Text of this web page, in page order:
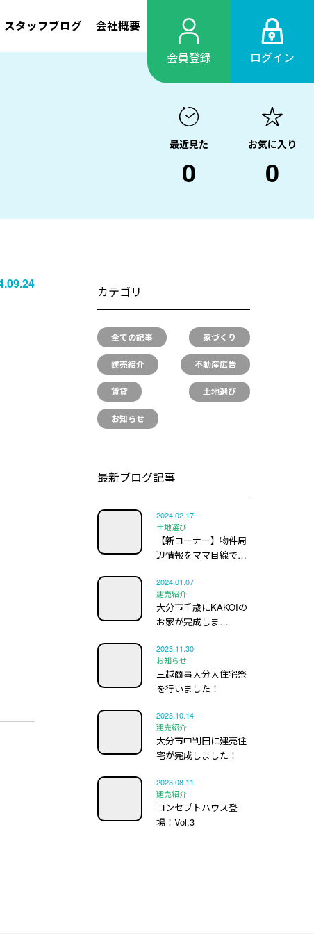
スタッフブログ 会社概要
会員登録 ログイン
最近見た
0
お気に入り
0
カテゴリ
全ての記事 家づくり
建売紹介 不動産広告
賃貸 土地選び
お知らせ
最新ブログ記事
2024.02.17
土地選び
【新コーナー】物件周
辺情報をママ目線で…
2024.01.07
建売紹介
大分市千歳にKAKOIの
お家が完成しま…
2023.11.30
お知らせ
三越商事大分大住宅祭
を行いました！
2023.10.14
建売紹介
大分市中判田に建売住
宅が完成しました！
2023.08.11
建売紹介
コンセプトハウス登
場！Vol.3